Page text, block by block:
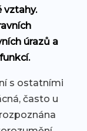
vztahy.
úrazů a
s ostatními
často u